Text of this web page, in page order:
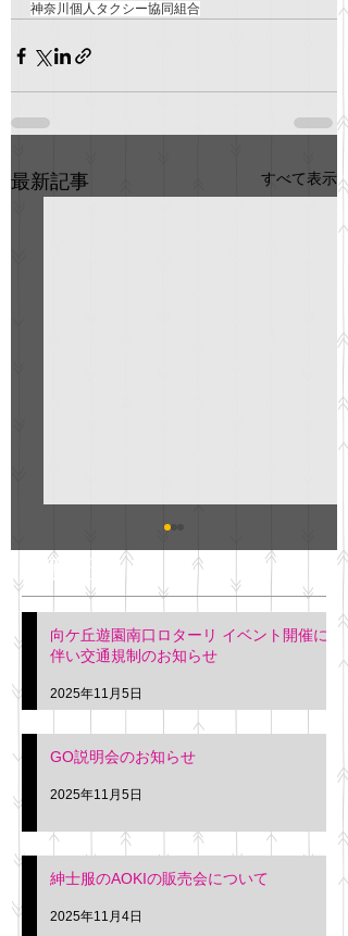
神奈川個人タクシー協同組合
最新記事 すべて表示
明日(11月6日)午後3時～5
階会議室にてGOの説明会
を行います。 神奈川個人
タクシー協同組合 専務 佐
久間
最新記事
向ケ丘遊園南口ロターリ イベント開催に
伴い交通規制のお知らせ
2025年11月5日
GO説明会のお知らせ
2025年11月5日
紳士服のAOKIの販売会について
2025年11月4日